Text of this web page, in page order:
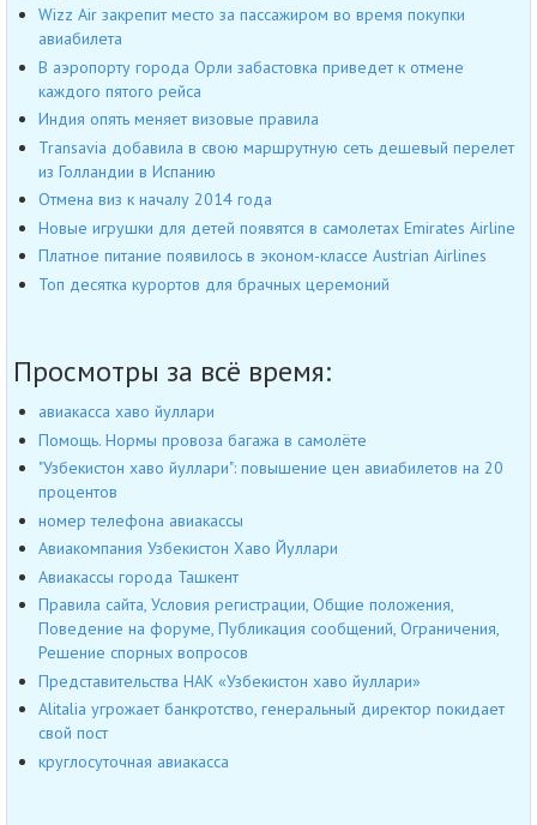
Wizz Air закрепит место за пассажиром во время покупки
авиабилета
В аэропорту города Орли забастовка приведет к отмене
каждого пятого рейса
Индия опять меняет визовые правила
Transavia добавила в свою маршрутную сеть дешевый перелет
из Голландии в Испанию
Отмена виз к началу 2014 года
Новые игрушки для детей появятся в самолетах Emirates Airline
Платное питание появилось в эконом-классе Austrian Airlines
Топ десятка курортов для брачных церемоний
Просмотры за всё время:
авиакасса хаво йуллари
Помощь. Нормы провоза багажа в самолёте
"Узбекистон хаво йуллари": повышение цен авиабилетов на 20
процентов
номер телефона авиакассы
Авиакомпания Узбекистон Хаво Йуллари
Авиакассы города Ташкент
Правила сайта, Условия регистрации, Общие положения,
Поведение на форуме, Публикация сообщений, Ограничения,
Решение спорных вопросов
Представительства НАК «Узбекистон хаво йуллари»
Alitalia угрожает банкротство, генеральный директор покидает
свой пост
круглосуточная авиакасса